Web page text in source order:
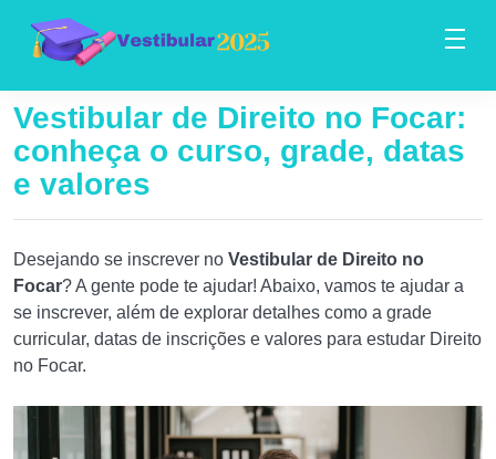
Vestibular de Direito no Focar:
conheça o curso, grade, datas
e valores
Desejando se inscrever no Vestibular de Direito no
Focar? A gente pode te ajudar! Abaixo, vamos te ajudar a
se inscrever, além de explorar detalhes como a grade
curricular, datas de inscrições e valores para estudar Direito
no Focar.